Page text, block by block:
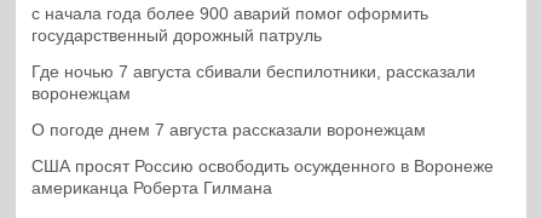
с начала года более 900 аварий помог оформить
государственный дорожный патруль
Где ночью 7 августа сбивали беспилотники, рассказали
воронежцам
О погоде днем 7 августа рассказали воронежцам
США просят Россию освободить осужденного в Воронеже
американца Роберта Гилмана